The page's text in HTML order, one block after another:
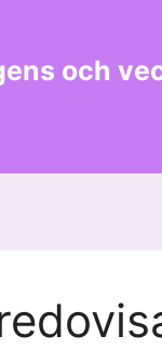
och